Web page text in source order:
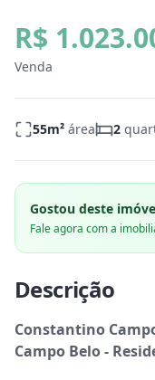
R$
Venda
55m² área 2
Gostou deste
Fale agora com a
Descrição
Constantino
Campo Belo -